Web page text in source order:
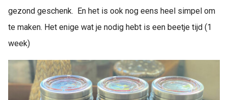
gezond geschenk. En het is ook nog eens heel simpel om
te maken. Het enige wat je nodig hebt is een beetje tijd (1
week)